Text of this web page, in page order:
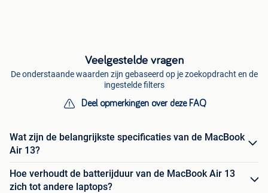
Veelgestelde vragen
De onderstaande waarden zijn gebaseerd op je zoekopdracht en de
ingestelde filters
Deel opmerkingen over deze FAQ
Wat zijn de belangrijkste specificaties van de MacBook
Air 13?
Hoe verhoudt de batterijduur van de MacBook Air 13
zich tot andere laptops?